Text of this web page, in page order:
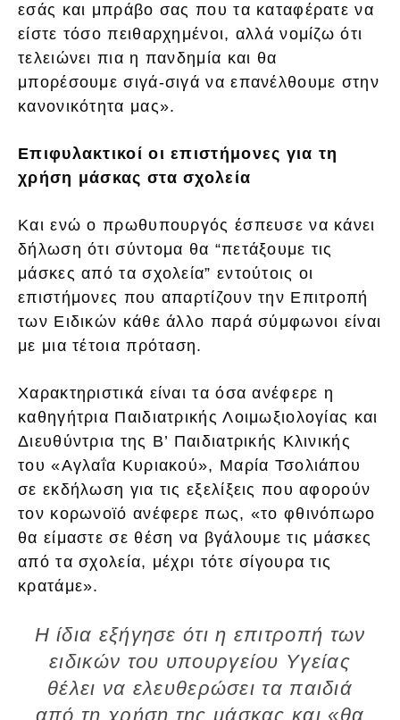
εσάς και μπράβο σας που τα καταφέρατε να
είστε τόσο πειθαρχημένοι, αλλά νομίζω ότι
τελειώνει πια η πανδημία και θα
μπορέσουμε σιγά-σιγά να επανέλθουμε στην
κανονικότητα μας».
Επιφυλακτικοί οι επιστήμονες για τη
χρήση μάσκας στα σχολεία
Και ενώ ο πρωθυπουργός έσπευσε να κάνει
δήλωση ότι σύντομα θα “πετάξουμε τις
μάσκες από τα σχολεία” εντούτοις οι
επιστήμονες που απαρτίζουν την Επιτροπή
των Ειδικών κάθε άλλο παρά σύμφωνοι είναι
με μια τέτοια πρόταση.
Χαρακτηριστικά είναι τα όσα ανέφερε η
καθηγήτρια Παιδιατρικής Λοιμωξιολογίας και
Διευθύντρια της Β’ Παιδιατρικής Κλινικής
του «Αγλαΐα Κυριακού», Μαρία Τσολιάπου
σε εκδήλωση για τις εξελίξεις που αφορούν
τον κορωνοϊό ανέφερε πως, «το φθινόπωρο
θα είμαστε σε θέση να βγάλουμε τις μάσκες
από τα σχολεία, μέχρι τότε σίγουρα τις
κρατάμε».
Η ίδια εξήγησε ότι η επιτροπή των
ειδικών του υπουργείου Υγείας
θέλει να ελευθερώσει τα παιδιά
από τη χρήση της μάσκας και «θα